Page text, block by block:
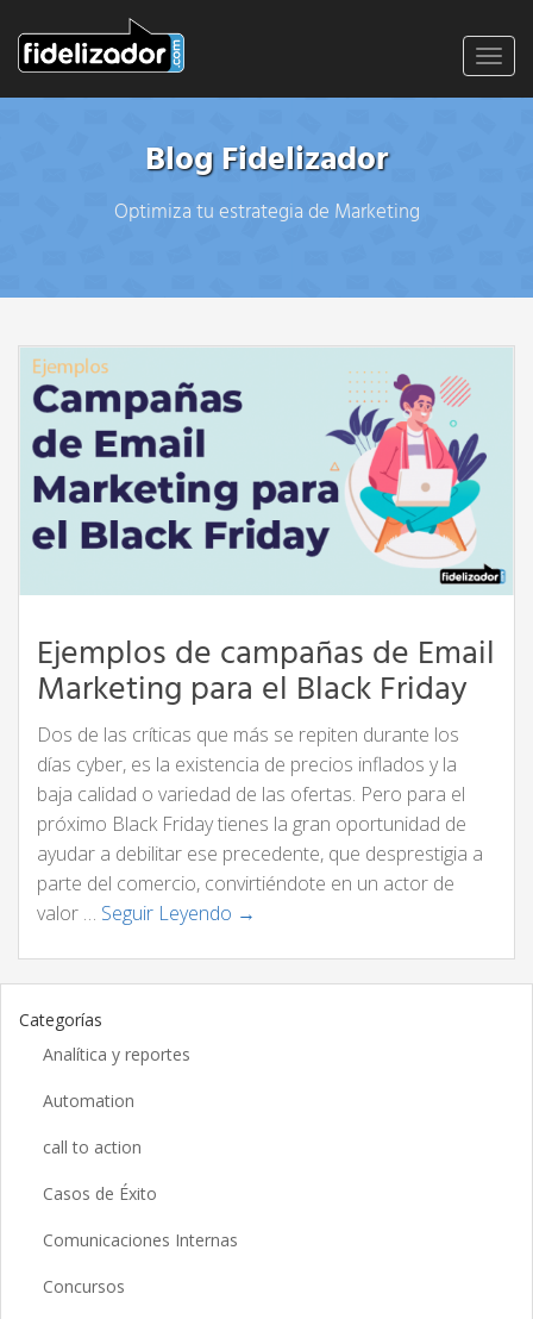
Blog Fidelizador
Optimiza tu estrategia de Marketing
Ejemplos de campañas de Email
Marketing para el Black Friday
Dos de las críticas que más se repiten durante los
días cyber, es la existencia de precios inflados y la
baja calidad o variedad de las ofertas. Pero para el
próximo Black Friday tienes la gran oportunidad de
ayudar a debilitar ese precedente, que desprestigia a
parte del comercio, convirtiéndote en un actor de
valor … Seguir Leyendo →
Categorías
Analítica y reportes
Automation
call to action
Casos de Éxito
Comunicaciones Internas
Concursos